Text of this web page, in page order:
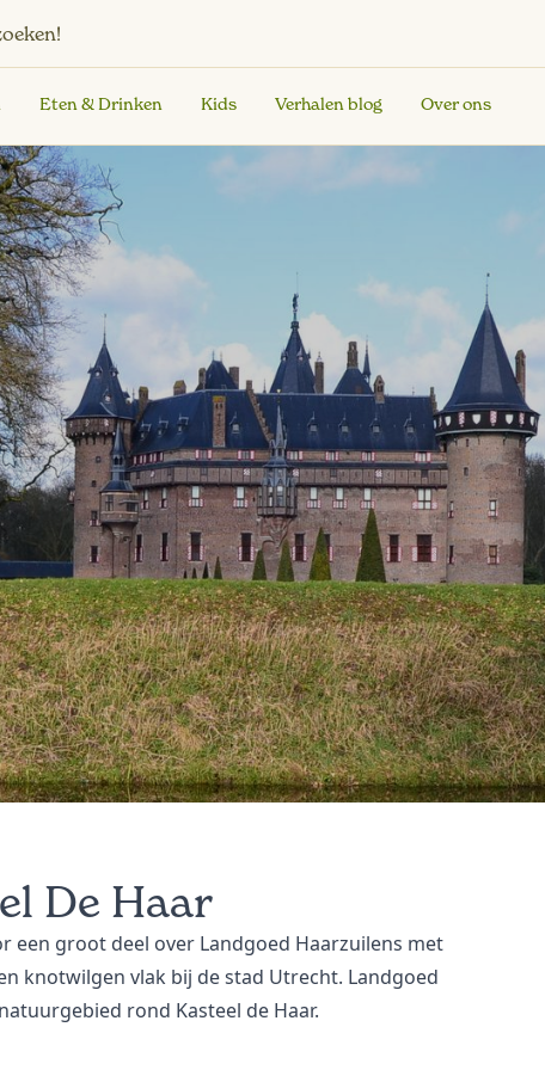
Eten & Drinken Kids Verhalen blog Over ons
De Haar
een groot deel over Landgoed Haarzuilens met
knotwilgen vlak bij de stad Utrecht. Landgoed
rond Kasteel de Haar.